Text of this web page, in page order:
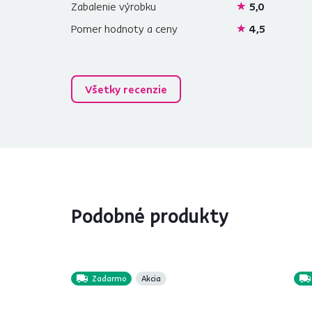
Zabalenie výrobku
5,0
Pomer hodnoty a ceny
4,5
Všetky recenzie
Podobné produkty
Zadarmo Akcia